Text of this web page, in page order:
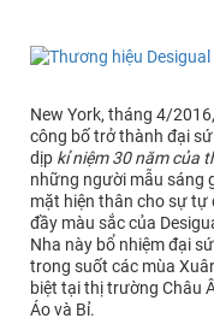
New York, tháng 4/
công bố trở thành đại sứ
dịp kỉ niệm 30 năm của
những người mẫu sáng
mặt hiện thân cho sự tự
đầy màu sắc của
Nha này bổ nhiệm đại
trong suốt các mùa
biệt tại thị trường Châu
Áo và Bỉ.